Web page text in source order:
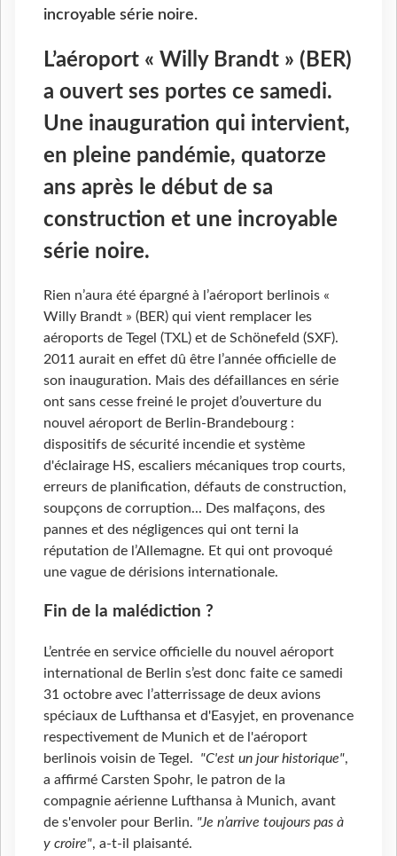
incroyable série noire.
L’aéroport « Willy Brandt » (BER)
a ouvert ses portes ce samedi.
Une inauguration qui intervient,
en pleine pandémie, quatorze
ans après le début de sa
construction et une incroyable
série noire.
Rien n’aura été épargné à l’aéroport berlinois «
Willy Brandt » (BER) qui vient remplacer les
aéroports de Tegel (TXL) et de Schönefeld (SXF).
2011 aurait en effet dû être l’année officielle de
son inauguration. Mais des défaillances en série
ont sans cesse freiné le projet d’ouverture du
nouvel aéroport de Berlin-Brandebourg :
dispositifs de sécurité incendie et système
d'éclairage HS, escaliers mécaniques trop courts,
erreurs de planification, défauts de construction,
soupçons de corruption... Des malfaçons, des
pannes et des négligences qui ont terni la
réputation de l’Allemagne. Et qui ont provoqué
une vague de dérisions internationale.
Fin de la malédiction ?
L’entrée en service officielle du nouvel aéroport
international de Berlin s’est donc faite ce samedi
31 octobre avec l’atterrissage de deux avions
spéciaux de Lufthansa et d'Easyjet, en provenance
respectivement de Munich et de l'aéroport
berlinois voisin de Tegel. "C'est un jour historique",
a affirmé Carsten Spohr, le patron de la
compagnie aérienne Lufthansa à Munich, avant
de s'envoler pour Berlin. "Je n’arrive toujours pas à
y croire", a-t-il plaisanté.